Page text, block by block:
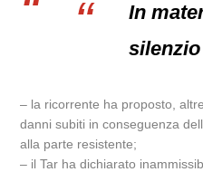
In
– la ricorrente ha proposto,
danni subiti in conseguenza
alla parte resistente;
– il Tar ha dichiarato